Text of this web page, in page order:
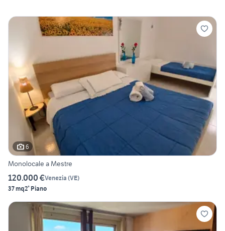
6
Monolocale a Mestre
120.000 €Venezia (VE)
37 mq2° Piano